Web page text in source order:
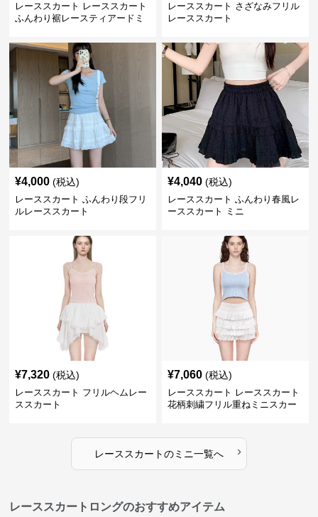
レーススカート レーススカート
ふんわり裾レースティアードミ
レーススカート さざなみフリル
レーススカート
¥4,000 (税込)
レーススカート ふんわり段フリ
ルレーススカート
¥4,040 (税込)
レーススカート ふんわり春風レ
ーススカート ミニ
¥7,320 (税込)
レーススカート フリルヘムレー
ススカート
¥7,060 (税込)
レーススカート レーススカート
花柄刺繍フリル重ねミニスカー
レーススカートのミニ一覧へ ›
レーススカートロングのおすすめアイテム